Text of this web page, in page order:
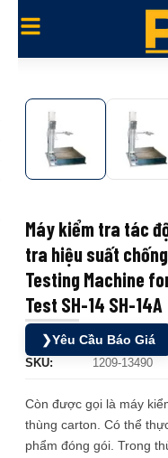
Máy kiểm tra tác
tra hiệu suất
Testing Machine
Test SH-14 SH-14A
❯Yêu Cầu Báo Giá
SKU: 1209-13490
Còn được gọi là máy
thùng carton. Có thể
phẩm đóng gói. Trong